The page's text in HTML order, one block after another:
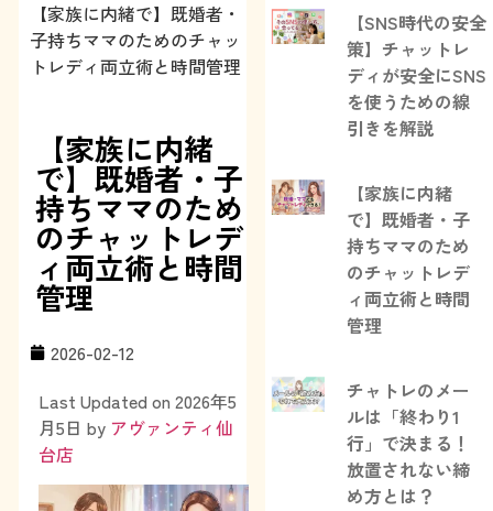
【家族に内緒で】既婚者・
子持ちママのためのチャッ
トレディ両立術と時間管理
【家族に内緒
で】既婚者・子
持ちママのため
のチャットレデ
ィ両立術と時間
管理
2026-02-12
Last Updated on 2026年5
月5日 by アヴァンティ仙
台店
【SNS時代の安全
策】チャットレ
ディが安全にSNS
を使うための線
引きを解説
【家族に内緒
で】既婚者・子
持ちママのため
のチャットレデ
ィ両立術と時間
管理
チャトレのメー
ルは「終わり1
行」で決まる！
放置されない締
め方とは？